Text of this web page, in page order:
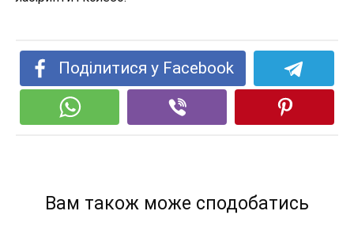
Поділитися у Facebook
Вам також може сподобатись